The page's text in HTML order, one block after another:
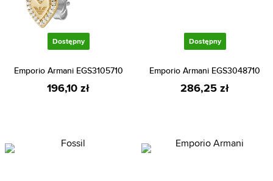
Dostępny
Emporio Armani EGS3105710
196,10 zł
Dostępny
Emporio Armani EGS3048710
286,25 zł